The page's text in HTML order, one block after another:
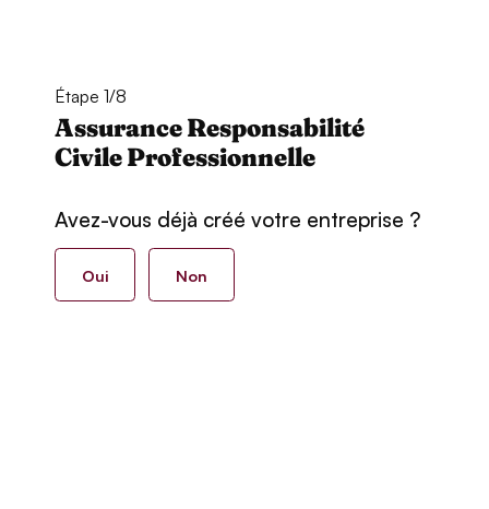
Étape 1/8
Assurance Responsabilité
Civile Professionnelle
Avez-vous déjà créé votre entreprise ?
Oui Non